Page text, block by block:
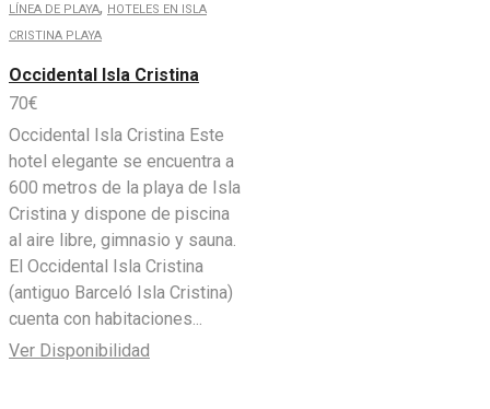
LÍNEA DE PLAYA, HOTELES EN ISLA
CRISTINA PLAYA
Occidental Isla Cristina
70€
Occidental Isla Cristina Este
hotel elegante se encuentra a
600 metros de la playa de Isla
Cristina y dispone de piscina
al aire libre, gimnasio y sauna.
El Occidental Isla Cristina
(antiguo Barceló Isla Cristina)
cuenta con habitaciones...
Ver Disponibilidad